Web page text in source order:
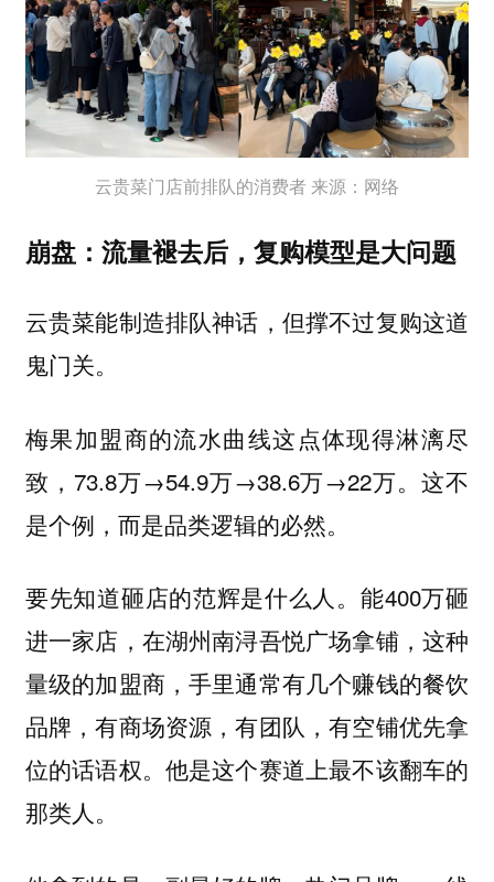
云贵菜门店前排队的消费者 来源：网络
崩盘：流量褪去后，复购模型是大问题
云贵菜能制造排队神话，但撑不过复购这道
鬼门关。
梅果加盟商的流水曲线这点体现得淋漓尽
致，73.8万→54.9万→38.6万→22万。这不
是个例，而是品类逻辑的必然。
要先知道砸店的范辉是什么人。能400万砸
进一家店，在湖州南浔吾悦广场拿铺，这种
量级的加盟商，手里通常有几个赚钱的餐饮
品牌，有商场资源，有团队，有空铺优先拿
位的话语权。他是这个赛道上最不该翻车的
那类人。